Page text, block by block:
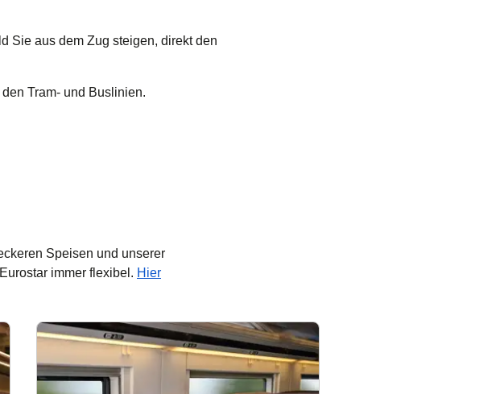
Sie aus dem Zug steigen, direkt den
Tram- und Buslinien.
Speisen und unserer
immer flexibel. Hier